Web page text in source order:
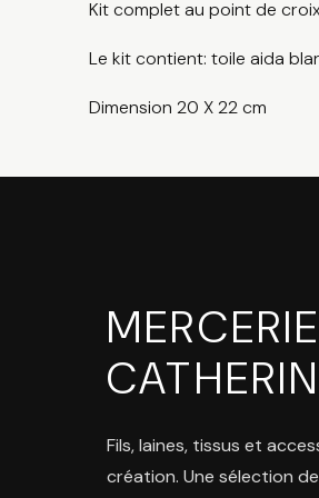
Kit complet au point de
Le kit contient: toile aida
Dimension 20 X 22 cm
MERCERIE
Fils, laines, tissus et
création. Une sélection